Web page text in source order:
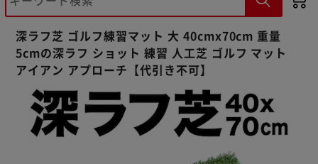
深ラフ芝 ゴルフ練習マット 大 40cmx70cm 重量
5cmの深ラフ ショット 練習 人工芝 ゴルフ マット
アイアン アプローチ【代引き不可】